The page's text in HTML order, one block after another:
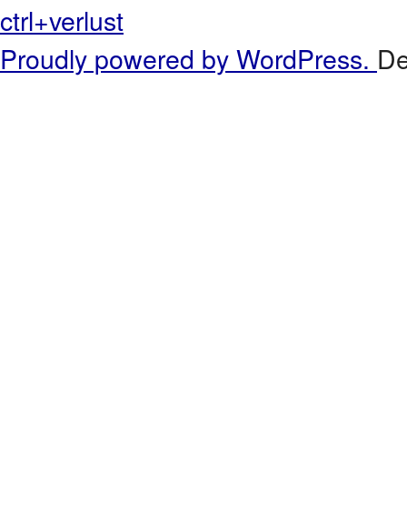
ctrl+verlust
Proudly powered by WordPress.